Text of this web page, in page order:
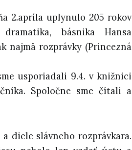
2.apríla uplynulo 205 rokov
básnika Hansa
najmä rozprávky (Princezná
usporiadali 9.4. v knižnici
Spoločne sme čítali a
diele slávneho rozprávkara.